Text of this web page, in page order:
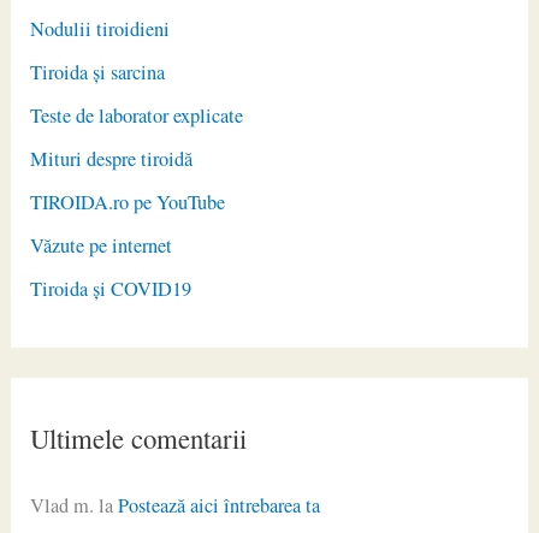
Nodulii tiroidieni
Tiroida și sarcina
Teste de laborator explicate
Mituri despre tiroidă
TIROIDA.ro pe YouTube
Văzute pe internet
Tiroida și COVID19
Ultimele comentarii
Vlad m. laPostează aici întrebarea ta